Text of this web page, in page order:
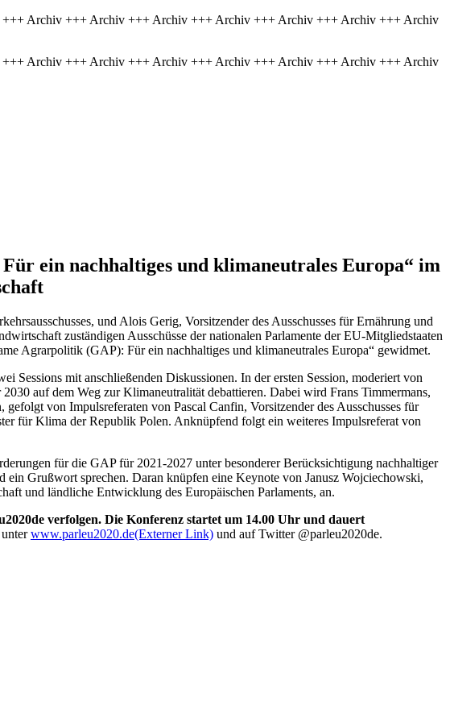
Archiv +++ Archiv +++ Archiv +++ Archiv +++ Archiv +++ Archiv +++ Archiv
Archiv +++ Archiv +++ Archiv +++ Archiv +++ Archiv +++ Archiv +++ Archiv
ein nachhaltiges und klimaneutrales Europa“ im
und Alois Gerig, Vorsitzender des Ausschusses für Ernährung und
zuständigen Ausschüsse der nationalen Parlamente der EU-Mitgliedstaaten
Agrarpolitik (GAP): Für ein nachhaltiges und klimaneutrales Europa“ gewidmet.
mit anschließenden Diskussionen. In der ersten Session, moderiert von
auf dem Weg zur Klimaneutralität debattieren. Dabei wird Frans Timmermans,
von Impulsreferaten von Pascal Canfin, Vorsitzender des Ausschusses für
für Klima der Republik Polen. Anknüpfend folgt ein weiteres Impulsreferat von
für die GAP für 2021-2027 unter besonderer Berücksichtigung nachhaltiger
Grußwort sprechen. Daran knüpfen eine Keynote von Janusz Wojciechowski,
und ländliche Entwicklung des Europäischen Parlaments, an.
verfolgen. Die Konferenz startet um 14.00 Uhr und dauert
www.parleu2020.de(Externer Link) und auf Twitter @parleu2020de.